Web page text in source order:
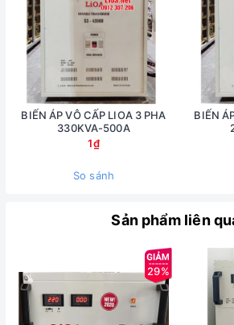
BIẾN ÁP VÔ CẤP LIOA 3 PHA
330KVA-500A
1₫
So sánh
BIẾN
Sản phẩm liên
29%